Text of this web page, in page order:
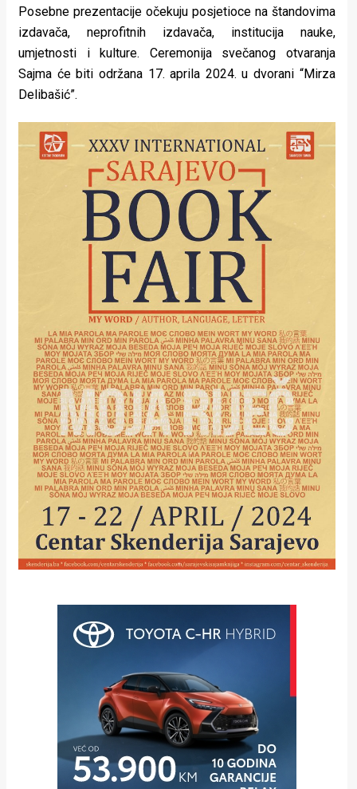
Posebne prezentacije očekuju posjetioce na štandovima
izdavača, neprofitnih izdavača, institucija nauke,
umjetnosti i kulture. Ceremonija svečanog otvaranja
Sajma će biti održana 17. aprila 2024. u dvorani “Mirza
Delibašić”.